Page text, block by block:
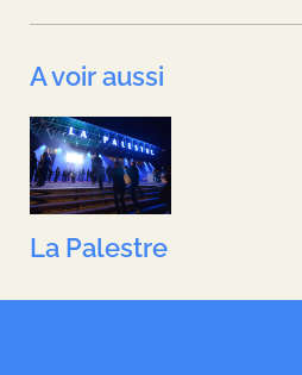
A voir aussi
La Palestre